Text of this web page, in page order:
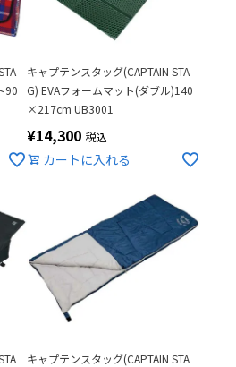
90
キャプテンスタッグ(CAPTAIN STA
G) EVAフォームマット(ダブル)140
×217cm UB3001
¥14,300 税込
カートに入れる
キャプテンスタッグ(CAPTAIN STA